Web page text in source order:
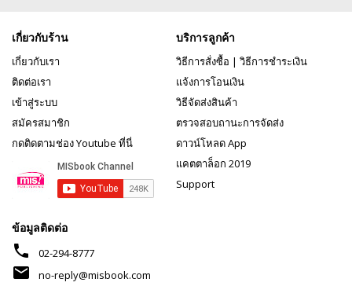
เกี่ยวกับร้าน
เกี่ยวกับเรา
ติดต่อเรา
เข้าสู่ระบบ
สมัครสมาชิก
กดติดตามช่อง Youtube ที่นี่
บริการลูกค้า
วิธีการสั่งซื้อ | วิธีการชำระเงิน
แจ้งการโอนเงิน
วิธีจัดส่งสินค้า
ตรวจสอบถานะการจัดส่ง
ดาวน์โหลด App
แคตตาล็อก 2019
Support
ข้อมูลติดต่อ
phone 02-294-8777
mail no-reply@misbook.com